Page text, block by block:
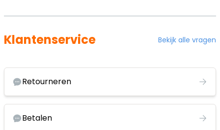
Klantenservice Bekijk alle vragen
Retourneren
Betalen